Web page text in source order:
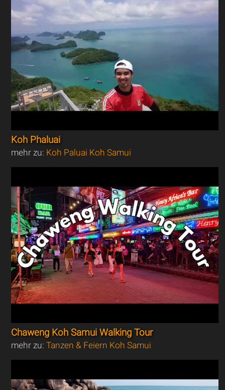
Koh Phaluai
mehr zu: Koh Paluai Koh Samui
Chaweng Koh Samui Walking Tour
mehr zu:Tanzen & Feiern Koh Samui